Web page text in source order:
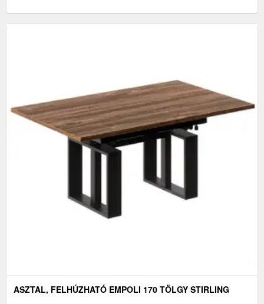
ASZTAL, FELHÚZHATÓ EMPOLI 170 TÖLGY STIRLING